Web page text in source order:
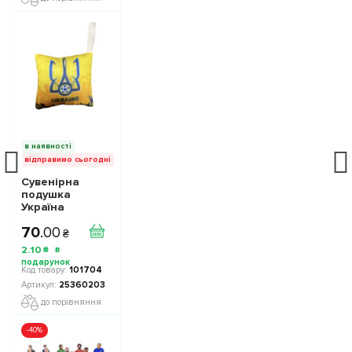
в наявності
відправимо сьогодні
Сувенірна
подушка
Україна
колiр: жовтий,
розмір 7x7 см
70.00 ₴
2.10 ₴
101704
25360203
до порівняння
-40%